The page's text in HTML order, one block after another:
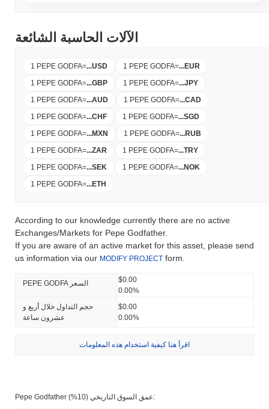
الآلات الحاسبة الشائعة
1 PEPE GODFA=...USD 1 PEPE GODFA=...EUR
1 PEPE GODFA=...GBP 1 PEPE GODFA=...JPY
1 PEPE GODFA=...AUD 1 PEPE GODFA=...CAD
1 PEPE GODFA=...CHF 1 PEPE GODFA=...SGD
1 PEPE GODFA=...MXN 1 PEPE GODFA=...RUB
1 PEPE GODFA=...ZAR 1 PEPE GODFA=...TRY
1 PEPE GODFA=...SEK 1 PEPE GODFA=...NOK
1 PEPE GODFA=...ETH
According to our knowledge currently there are no active
Exchanges/Markets for Pepe Godfather.
If you are aware of an active market for this asset, please send
us information via our MODIFY PROJECT form.
PEPE GODFA السعر
$0.00
0.00%
حجم التداول خلال أربع و
عشرون ساعة
$0.00
0.00%
اقرأ هنا كيفية استخدام هذه المعلومات
Pepe Godfather عمق السوق التاريخي (10%):